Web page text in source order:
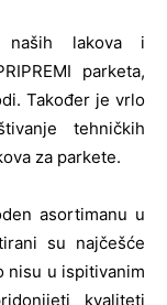
naših lakova i
parketa,
Također je vrlo
tehničkih
za parkete.
asortimanu u
su najčešće
nisu u ispitivanim
kvaliteti